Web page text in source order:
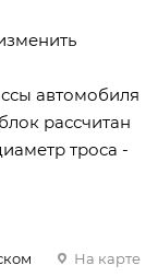
автомобиля
рассчитан
троса -
На карте